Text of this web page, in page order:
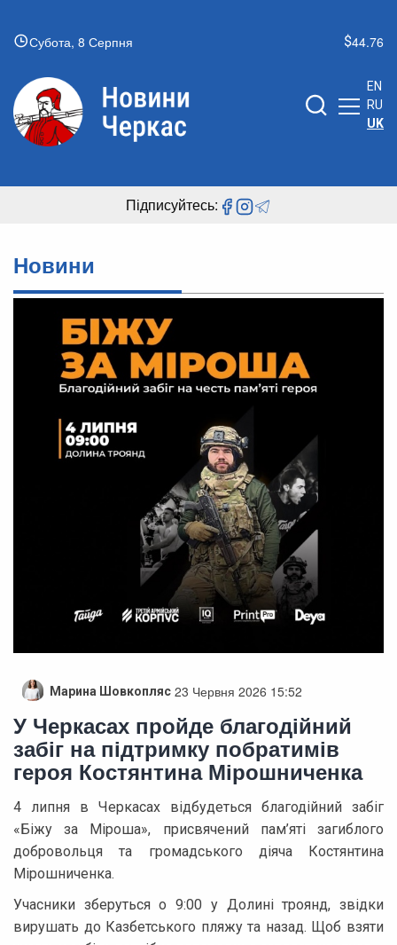
Субота, 8 Серпня 44.76
EN
RU
UK
Підписуйтесь:
Новини
Марина Шовкопляс 23 Червня 2026 15:52
У Черкасах пройде благодійний
забіг на підтримку побратимів
героя Костянтина Мірошниченка
4 липня в Черкасах відбудеться благодійний забіг
«Біжу за Міроша», присвячений пам’яті загиблого
добровольця та громадського діяча Костянтина
Мірошниченка.
Учасники зберуться о 9:00 у Долині троянд, звідки
вирушать до Казбетського пляжу та назад. Щоб взяти